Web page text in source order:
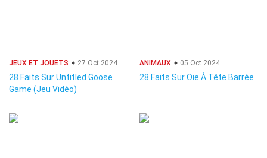
JEUX ET JOUETS 27 Oct 2024
28 Faits Sur Untitled Goose
Game (Jeu Vidéo)
ANIMAUX 05 Oct 2024
28 Faits Sur Oie À Tête Barrée